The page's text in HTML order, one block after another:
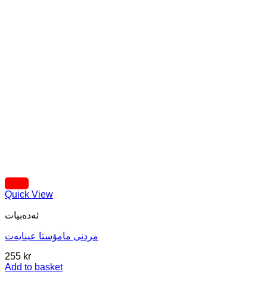
Quick View
ئه‌ده‌بیات
مردنی مامۆستا عینایەت
255 kr
Add to basket